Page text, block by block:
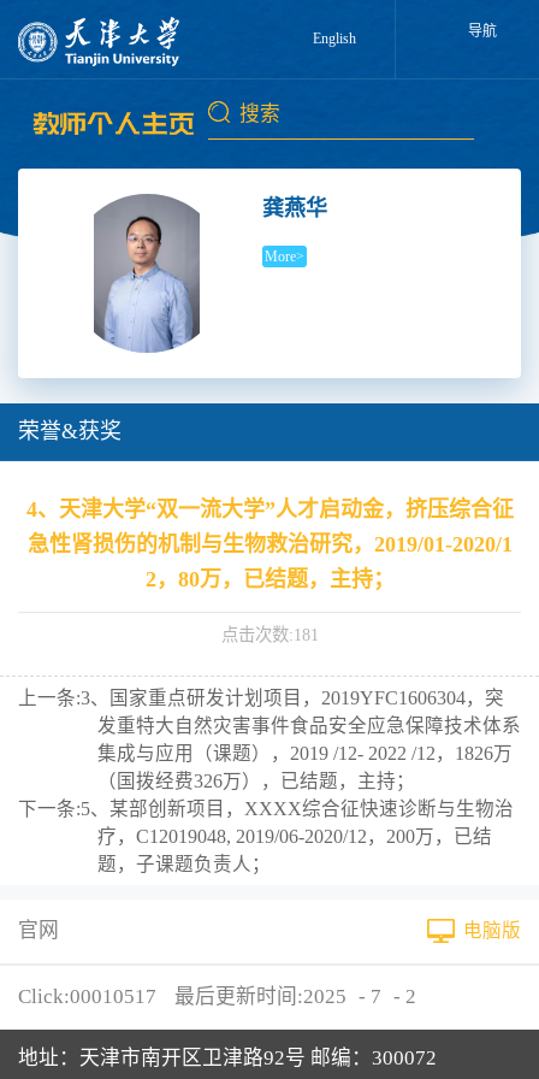
English 导航
龚燕华
More>
荣誉&获奖
4、天津大学“双一流大学”人才启动金，挤压综合征
急性肾损伤的机制与生物救治研究，2019/01-2020/1
2，80万，已结题，主持；
点击次数:181
上一条:3、国家重点研发计划项目，2019YFC1606304，突
发重特大自然灾害事件食品安全应急保障技术体系
集成与应用（课题），2019 /12- 2022 /12，1826万
（国拨经费326万），已结题，主持；
下一条:5、某部创新项目，XXXX综合征快速诊断与生物治
疗，C12019048, 2019/06-2020/12，200万，已结
题，子课题负责人；
官网 电脑版
Click:00010517 最后更新时间:2025 - 7 - 2
地址：天津市南开区卫津路92号 邮编：300072